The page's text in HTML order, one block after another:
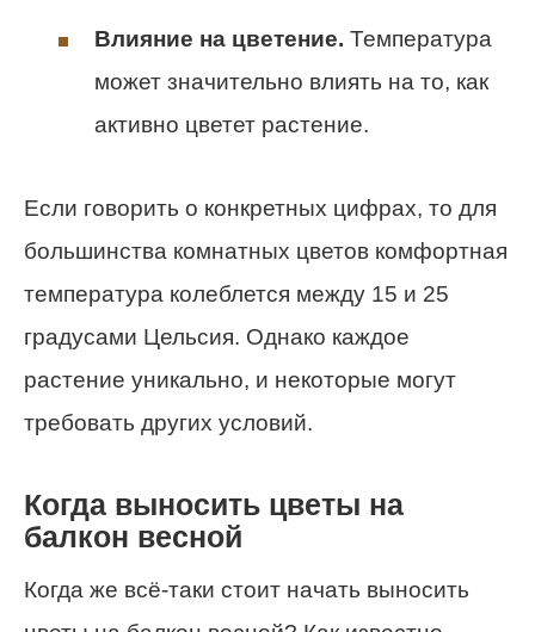
Влияние на цветение. Температура
может значительно влиять на то, как
активно цветет растение.
Если говорить о конкретных цифрах, то для
большинства комнатных цветов комфортная
температура колеблется между 15 и 25
градусами Цельсия. Однако каждое
растение уникально, и некоторые могут
требовать других условий.
Когда выносить цветы на
балкон весной
Когда же всё-таки стоит начать выносить